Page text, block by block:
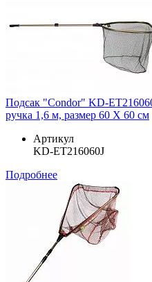
Подсак "Condor" KD-
ручка 1,6 м, размер 60 Х 60 см
Артикул
KD-ET216060J
Подробнее